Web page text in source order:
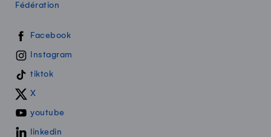
Fédération
Swissmilk sur les réseaux sociaux
Facebook
Instagram
tiktok
X
youtube
linkedin